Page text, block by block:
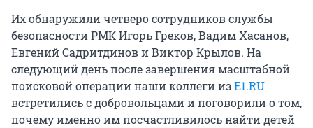
Их обнаружили четверо сотрудников службы
безопасности РМК Игорь Греков, Вадим Хасанов,
Евгений Садритдинов и Виктор Крылов. На
следующий день после завершения масштабной
поисковой операции наши коллеги изE1.RU
встретились с добровольцами и поговорили о том,
почему именно им посчастливилось найти детей